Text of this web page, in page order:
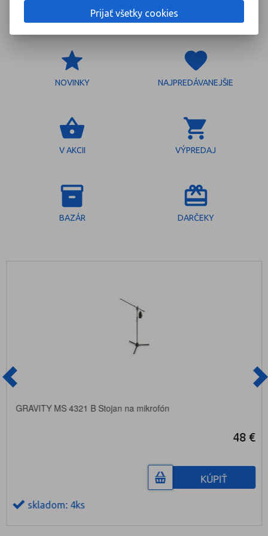
grade
NOVINKY
favorite
NAJPREDÁVANEJŠIE
shopping_basket
V AKCII
shopping_cart
VÝPREDAJ
inventory_2
BAZÁR
redeem
DARČEKY
GRAVITY MS 4321 B Stojan na mikrofón
48 €
KÚPIŤ
skladom: 4ks
Prijať všetky cookies